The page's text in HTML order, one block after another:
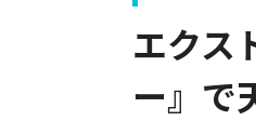
エクス
ー』で